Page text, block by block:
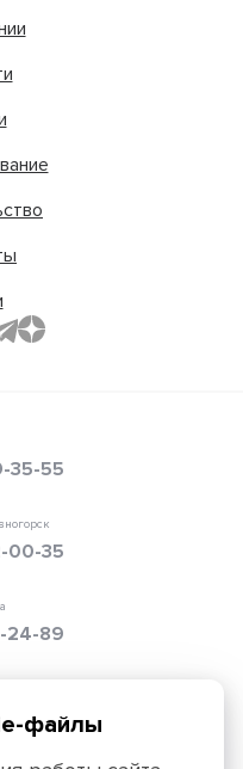
35-55
00-35
24-89
файлы